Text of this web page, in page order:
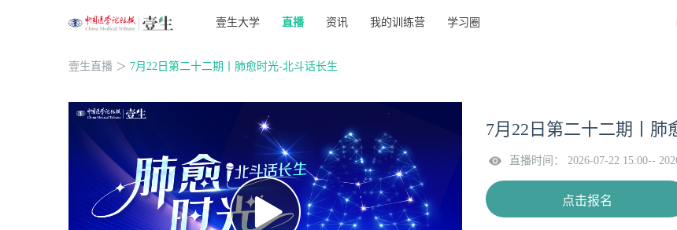
壹生大学 直播 资讯 我的训练营 学习圈
壹生直播 ＞ 7月22日第二十二期丨肺愈时光-北斗话长生
7月22日第二十二期丨肺
直播时间： 2026-07-22 15:00--
点击报名